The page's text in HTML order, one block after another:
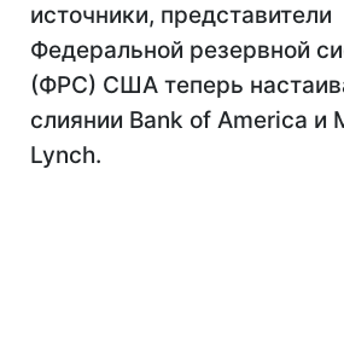
источники, представители
Федеральной резервной
(ФРС) США теперь
слиянии Bank of America и
Lynch.